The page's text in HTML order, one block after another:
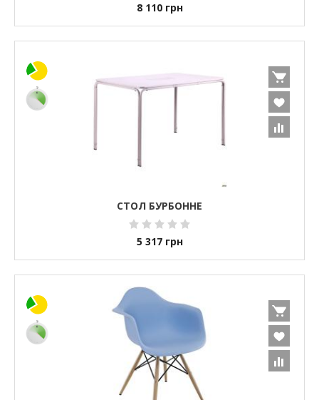
8 110 грн
СТОЛ БУРБОННЕ
5 317 грн